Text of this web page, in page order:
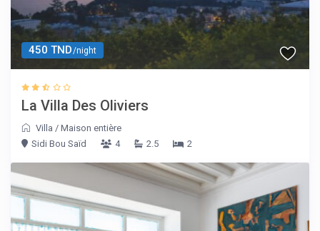
450 TND/night
La Villa Des Oliviers
Villa /Maison entière
Sidi Bou Saïd
4 2.5 2